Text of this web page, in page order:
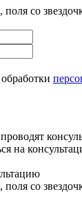
со
на
со